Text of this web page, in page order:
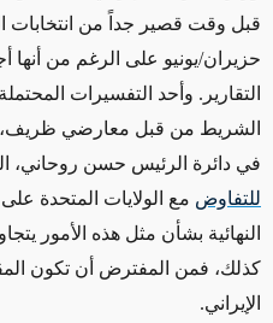
حزيران/يونيو على الرغم من
التقارير. وأحد التفسيرات
الشريط من قبل معارضي ظريف،
في دائرة الرئيس حسن روحاني،
للتفاوض مع الولايات المتحدة
النهائية بشأن مثل هذه الأمور
كذلك، فمن المفترض أن تكون
الإيراني.